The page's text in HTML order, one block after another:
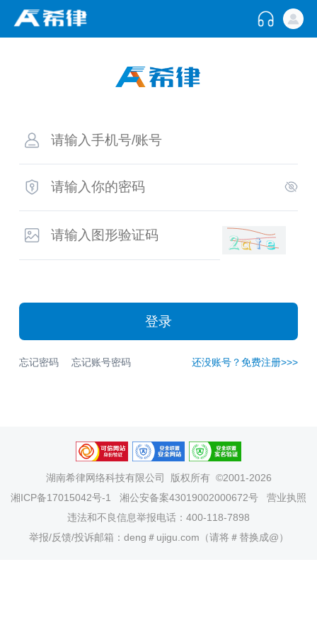
登录
忘记密码 忘记账号密码 还没账号？免费注册>>>
湖南希律网络科技有限公司
版权所有 ©2001-2026
湘ICP备17015042号-1
湘公安备案43019002000672号
营业执照
违法和不良信息举报电话：400-118-7898
举报/反馈/投诉邮箱：deng＃ujigu.com（请将＃替换成@）